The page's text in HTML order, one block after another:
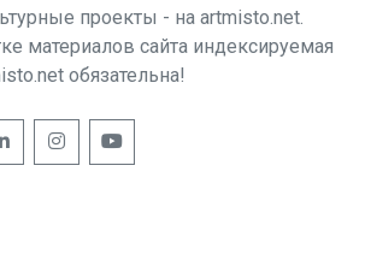
проекты - на artmisto.net.
материалов сайта индексируемая
обязательна!